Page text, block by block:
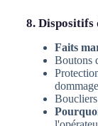
8. Dispositifs
Faits
Boutons